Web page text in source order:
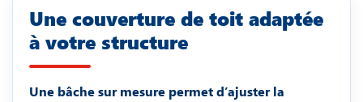
Une couverture de toit adaptée
à votre structure
Une bâche sur mesure permet d’ajuster la